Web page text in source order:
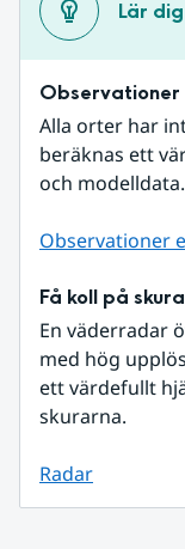
Lär
Alla orter har
beräknas ett
och modelldata.
Observationer
Få koll på
En väderradar
med hög
ett värdefullt
skurarna.
Radar